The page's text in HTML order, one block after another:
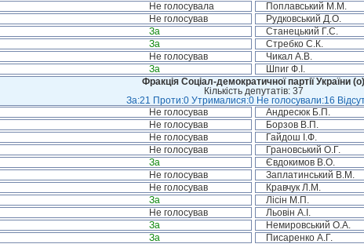
Не голосувала Поплавський М.М.
Не голосував Рудковський Д.О.
За Станецький Г.С.
За Стребко С.К.
Не голосував Чикал А.В.
За Шпиг Ф.І.
Фракція Соціал-демократичної партії України (о)
Кількість депутатів: 37
За:21 Проти:0 Утрималися:0 Не голосували:16
Не голосував Андресюк Б.П.
Не голосував Борзов В.П.
Не голосував Гайдош І.Ф.
Не голосував Грановський О.Г.
За Євдокимов В.О.
Не голосував Заплатинський В.М.
Не голосував Кравчук Л.М.
За Лісін М.П.
Не голосував Льовін А.І.
За Немировський О.А.
За Писаренко А.Г.